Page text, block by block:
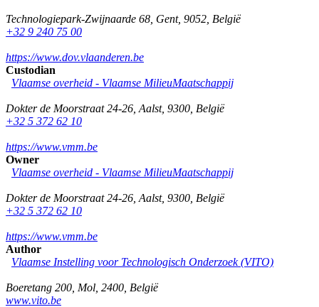
Technologiepark-Zwijnaarde 68 Gent, 9052 België
+32 9 240 75 00
https://www.dov.vlaanderen.be
Custodian
Vlaamse overheid - Vlaamse MilieuMaatschappij
Dokter de Moorstraat 24-26 Aalst, 9300 België
+32 5 372 62 10
https://www.vmm.be
Owner
Vlaamse overheid - Vlaamse MilieuMaatschappij
Dokter de Moorstraat 24-26 Aalst, 9300 België
+32 5 372 62 10
https://www.vmm.be
Author
Vlaamse Instelling voor Technologisch Onderzoek (VITO)
Boeretang 200 Mol 2400 België
www.vito.be